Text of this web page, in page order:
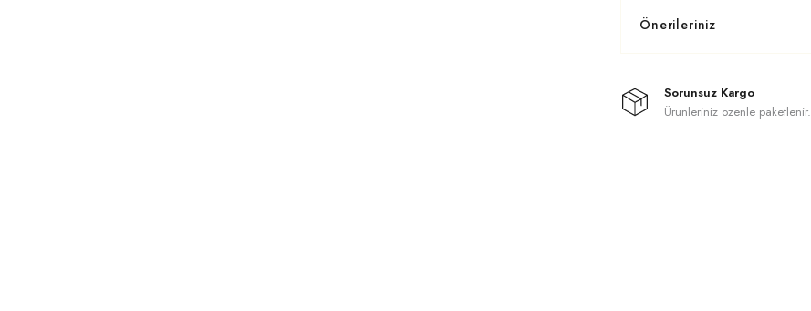
Önerileriniz
Sorunsuz Kargo
Ürünleriniz özenle paketlenir.